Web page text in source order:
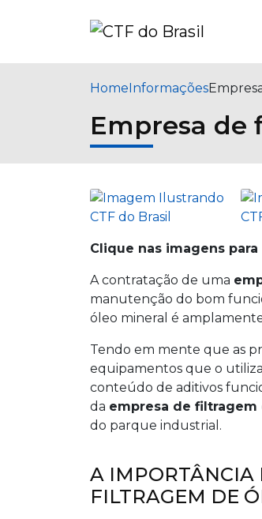
HomeInformações
Empresa de
Clique nas imagens
A contratação de uma
manutenção do bom
óleo mineral é
Tendo em mente que as
equipamentos que o
conteúdo de aditivos
da empresa de filtragem
do parque industrial.
A IMPORTÂNCIA
FILTRAGEM DE